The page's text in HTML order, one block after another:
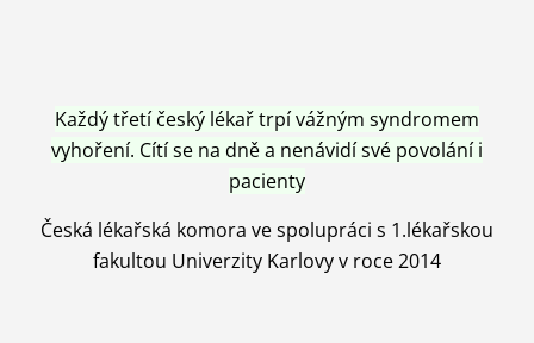
Každý třetí český lékař trpí vážným syndromem
vyhoření. Cítí se na dně a nenávidí své povolání i
pacienty
Česká lékařská komora ve spolupráci s 1.lékařskou
fakultou Univerzity Karlovy v roce 2014